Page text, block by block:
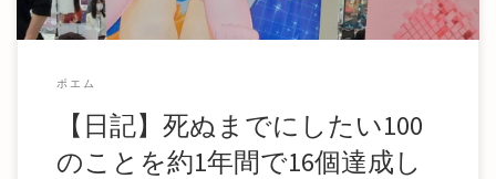
ポエム
【日記】死ぬまでにしたい100
のことを約1年間で16個達成し